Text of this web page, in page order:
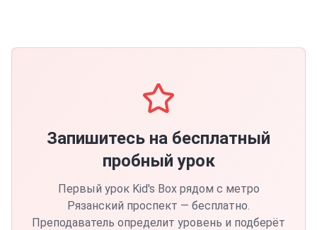
Запишитесь на бесплатный
пробный урок
Первый урок Kid's Box рядом с метро
Рязанский проспект — бесплатно.
Преподаватель определит уровень и подберёт